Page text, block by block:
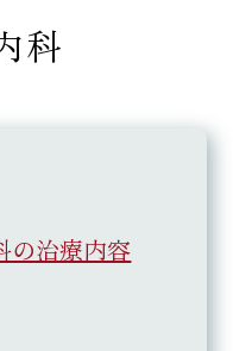
科
の治療内容